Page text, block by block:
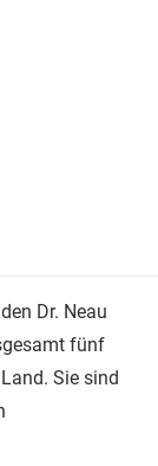
Dr. Neau
fünf
Sie sind